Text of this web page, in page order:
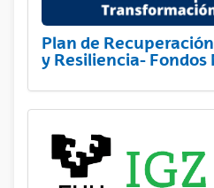
Plan de
y Resiliencia- Fondos